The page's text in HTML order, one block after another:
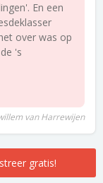
En een
over was op
's
van Harrewijen
gratis!